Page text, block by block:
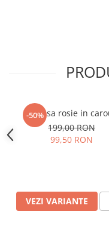
-50%
Camasa rosie in
199,00 RON
99,50 RON
VEZI VARIANTE